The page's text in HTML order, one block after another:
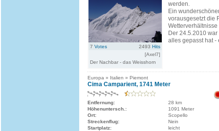
7 Votes 2493 Hits
[Axel7]
Der Nachbar - das Weisshorn
werden.
Ein
vorausgesetzt die
Wetterverhältnisse
Der 24.5.2010
alles gepasst hat -
Europa » Italien » Piemont
Cima Camparient, 1741 Meter
Entfernung:
28 km
Höhenuntersch.:
1091 Meter
Ort:
Scopello
Streckenflug:
Nein
Startplatz:
leicht